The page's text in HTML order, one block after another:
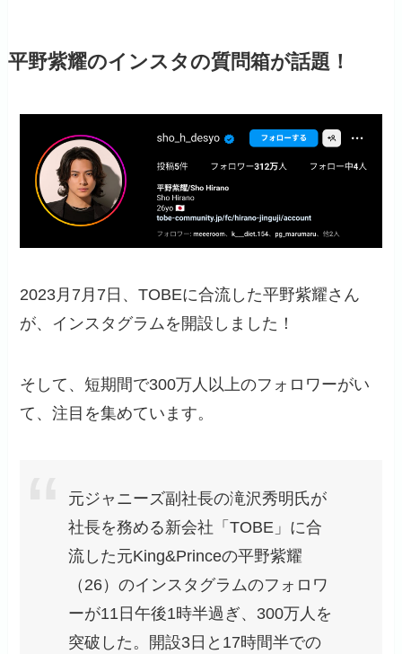
平野紫耀のインスタの質問箱が話題！
2023月7月7日、TOBEに合流した平野紫耀さん
が、インスタグラムを開設しました！
そして、短期間で300万人以上のフォロワーがい
て、注目を集めています。
元ジャニーズ副社長の滝沢秀明氏が
社長を務める新会社「TOBE」に合
流した元King&Princeの平野紫耀
（26）のインスタグラムのフォロワ
ーが11日午後1時半過ぎ、300万人を
突破した。開設3日と17時間半での